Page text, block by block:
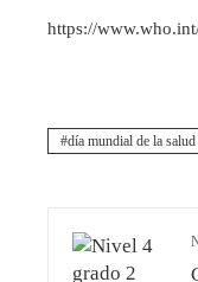
https://
día mundial de la salud